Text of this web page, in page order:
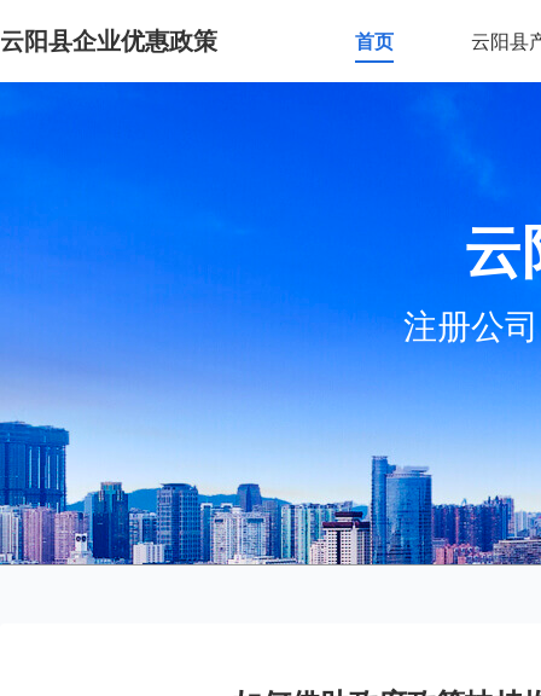
云阳县企业优惠政策 首页 云阳县
云
注册公